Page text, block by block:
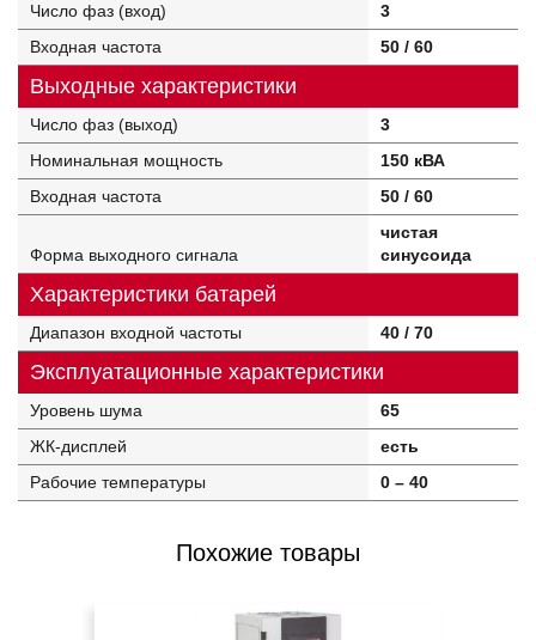
Число фаз (вход)
3
Входная частота
50 / 60
Выходные характеристики
Число фаз (выход)
3
Номинальная мощность
150 кВА
Входная частота
50 / 60
Форма выходного сигнала
чистая
синусоида
Характеристики батарей
Диапазон входной частоты 40 / 70
Эксплуатационные характеристики
Уровень шума
65
ЖК-дисплей
есть
Рабочие температуры
0 – 40
Похожие товары